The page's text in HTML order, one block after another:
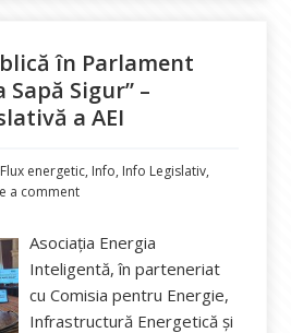
în Parlament
Sigur” –
a AEI
Categorii
Flux energetic, Info, Info Legislativ,
a comment
Asociația Energia
Inteligentă, în parteneriat
cu Comisia pentru Energie,
Infrastructură Energetică și